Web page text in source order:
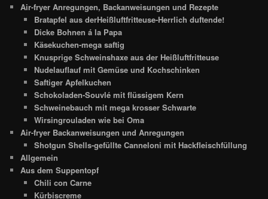
Air-fryer Anregungen, Backanweisungen und Rezepte
Bratapfel aus derHeißluftfritteuse-Herrlich duftende!
Dicke Bohnen á la Papa
Käsekuchen-mega saftig
Knusprige Schweinshaxe aus der Heißluftfritteuse
Nudelauflauf mit Gemüse und Kochschinken
Saftiger Apfelkuchen
Schokoladen-Souvlé mit flüssigem Kern
Schweinebauch mit mega krosser Schwarte
Wirsingrouladen wie bei Oma
Air-fryer Backanweisungen und Anregungen
Shotgun Shells-gefüllte Canneloni mit Hackfleischfüllung
Allgemein
Aus dem Suppentopf
Chili con Carne
Kürbiscreme